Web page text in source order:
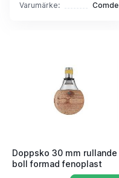
Varumärke:
Comde
Doppsko 30 mm rullande
boll formad fenoplast